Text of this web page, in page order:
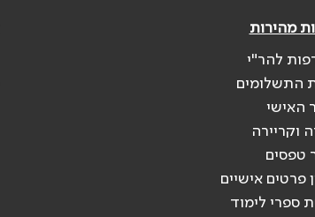
מהירות
להר"י
התשלומים
האישי
וקריירה
טפסים
פרטים אישיים
ספרי לימוד